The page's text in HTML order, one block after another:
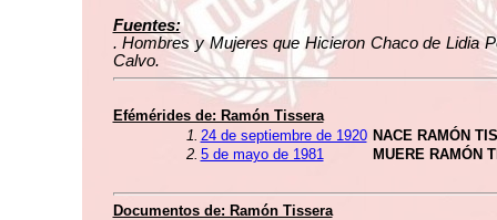
Fuentes:
. Hombres y Mujeres que Hicieron Chaco de Lidia
Calvo.
Efémérides de: Ramón Tissera
1. 24 de septiembre de 1920 NACE RAMÓN
2. 5 de mayo de 1981 MUERE RAMÓN
Documentos de: Ramón Tissera